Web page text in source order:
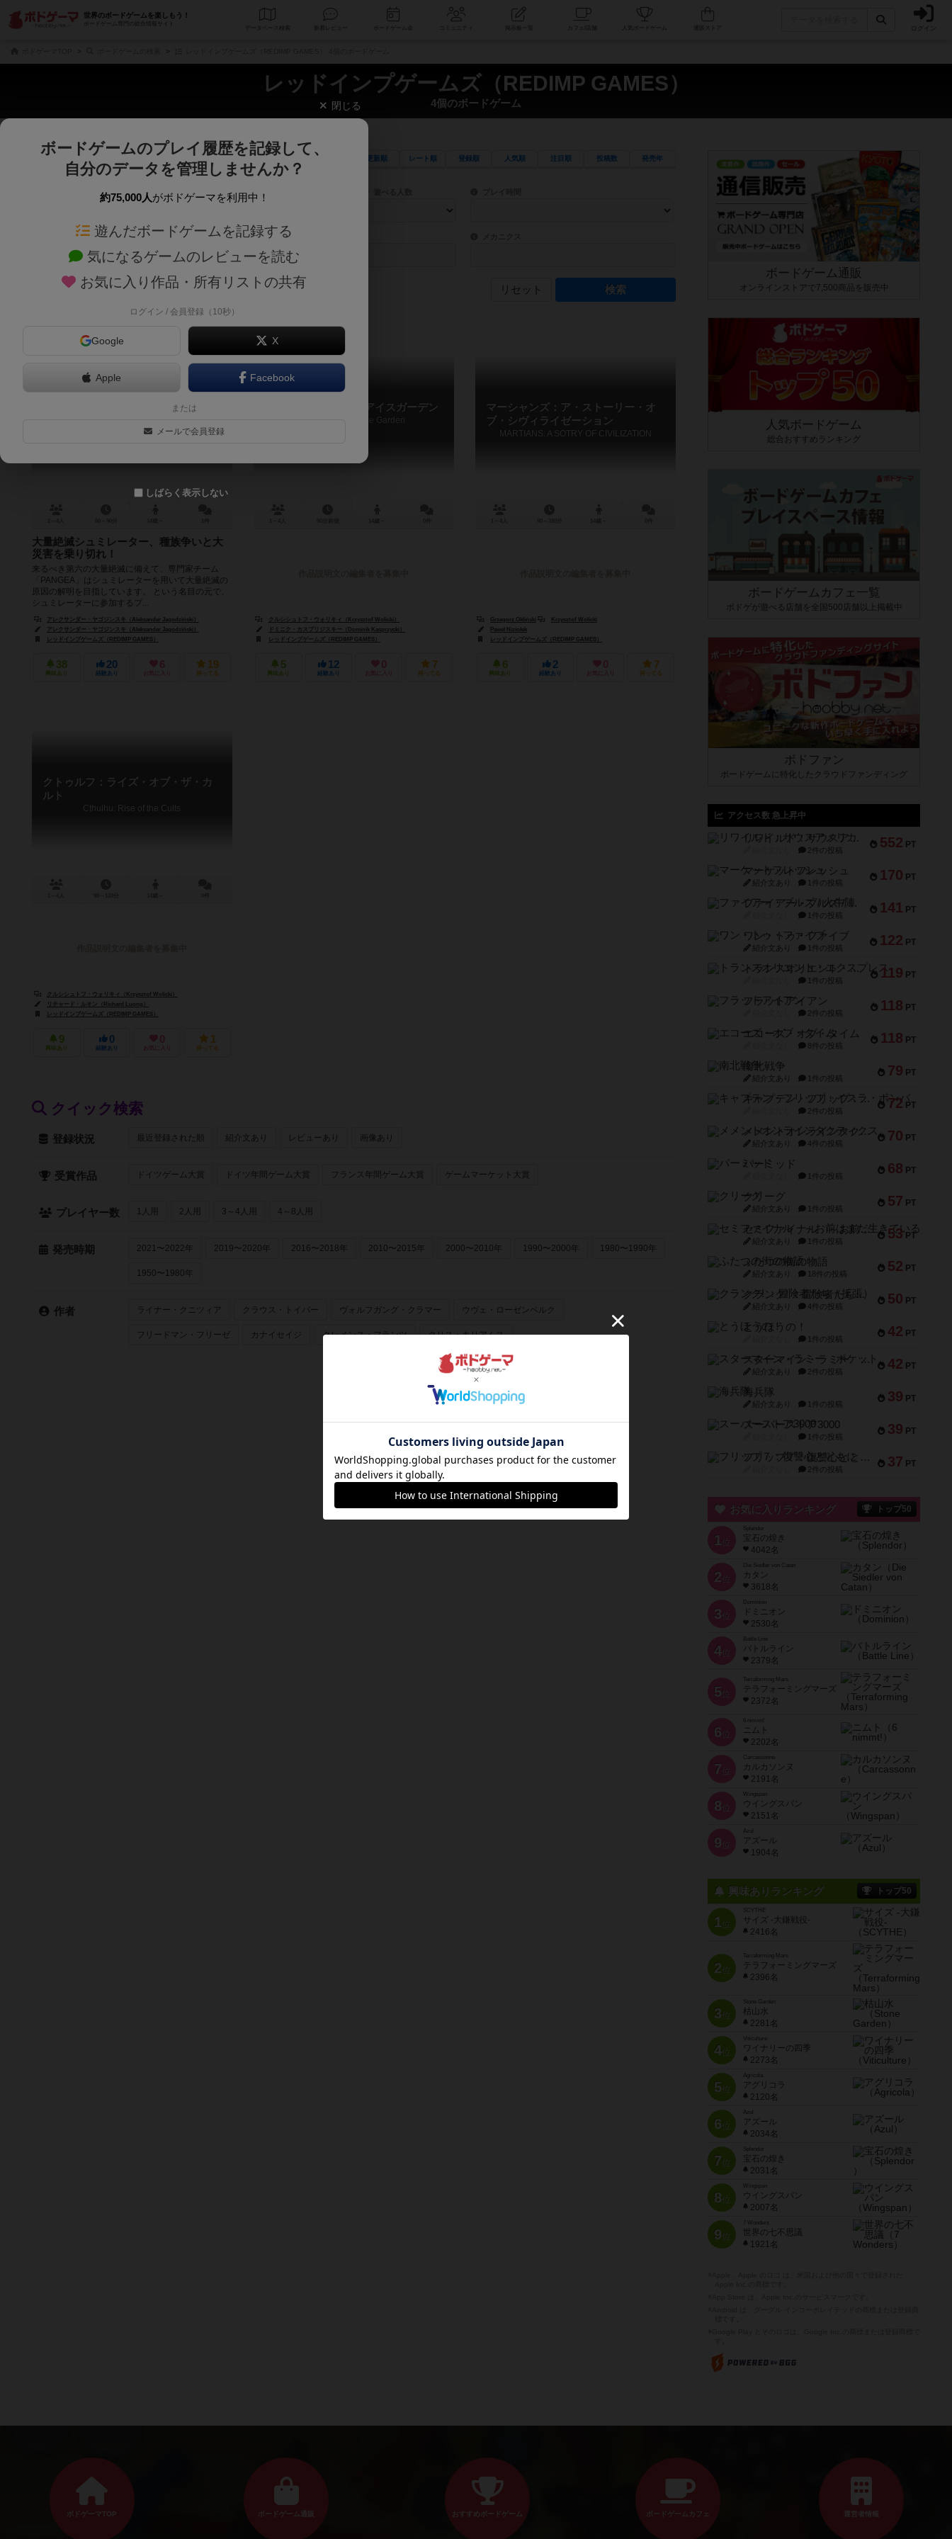
世界のボードゲームを楽しもう！
ボードゲーム専門の総合情報サイト
データベース コミュニティ 人気ボードゲーム ログイン
レッドインプゲームズ（REDIMP GAMES）
4個のボードゲーム
じっくり表示 更新順 レート順 登録順 人気順 注目順 投稿数 発売年
商品名、商品説明文、デザイナー名、テーマ名、メカニクス名を対象にフリーワード検索ができます。
ゲームデザイナー名を指定して検索できます。
ゲームデザイナー 目安となる所要時間を指定することができます。マニュアルを読む時間や参加者へのルール説明時間は含まれていないため、初めて
対象年齢を指定します。 世界観や登場人物などモチーフ・ストーリーを指定することができます。直感的にゲームシステムを理解できるよう、中世ファンタジー・クッキング・海賊同士の対決など、ゲームコンセプトを絞
テーマ/フレーバー ゲーム性を構成するコアシステムです。主にボードゲームに慣れている方向けの絞込機能です。例えば「ダイスロール」はランダ
リセット
大量絶滅シュミレーター、種族争いと大
災害を乗り切れ！
来るべき第六の大量絶滅に備えて、専門家チーム
「PANGEA」はシュミレーターを用いて大量絶滅の
原因の解明を目指しています。 という名目の元で、
シュミレーターに参加するプ...
アレクサンダー・ヤゴジンスキ（Aleksander Jagodziński）
アレクサンダー・ヤゴジンスキ（Aleksander Jagodziński）
レッドインプゲームズ（REDIMP GAMES）
38
興味あり
20
経験あり
6
お気に入り
19
持ってる
ロード・オブ・ジ・アイスガーデン
The Lord of the Ice Garden
クルシシュトフ・ウォリキィ（Krzysztof Wolicki）
ドミニク・カスプリジスキー（Dominik Kasprzycki）
レッドインプゲームズ（REDIMP GAMES）
5
興味あり
12
経験あり
0
お気に入り
7
持ってる
マーシャンズ：ア・ストーリー・オ
ブ・シヴィライゼーション
MARTIANS: A SOTRY OF CIVILIZATION
Grzegorz Okliński
Krzysztof Wolicki
Paweł Niziołek
レッドインプゲームズ（REDIMP GAMES）
6
興味あり
2
経験あり
0
お気に入り
7
持ってる
クトゥルフ：ライズ・オブ・ザ・カ
ルト
Cthulhu: Rise of the Cults
クルシシュトフ・ウォリキィ（Krzysztof Wolicki）
リチャード・ルオン（Richard Luong）
レッドインプゲームズ（REDIMP GAMES）
9
興味あり
0
経験あり
0
お気に入り
1
持ってる
クイック検索
登録状況 最近登録された順 紹介文あり レビューあり 画像あり
受賞作品 ドイツゲーム大賞 ドイツ年間ゲーム大賞 フランス年間ゲーム大賞 ゲームマーケット大賞
プレイヤー数 1人用 2人用 3～4人用 4～8人用
発売時期 2021〜2022年 2019〜2020年 2016〜2018年 2010〜2015年 2000〜2010年 1990〜2000年 1980〜1990年
1950〜1980年
作者 ライナー・クニツィア クラウス・トイバー ヴォルフガング・クラマー ウヴェ・ローゼンベルク
フリードマン・フリーゼ カナイセイジ クレメンス・フランツ クリス・キリアムス
ボードゲーム通販
オンラインストアで7,500商品を販売中
人気ボードゲーム
総合おすすめランキング
ボードゲームカフェ一覧
ボドゲが遊べる店舗を全国500店舗以上掲載中
ボドファン
ボードゲームに特化したクラウドファンディング
アクセス数 急上昇中
552 PT
リワイルド：サウスアメリカ
2件の投稿
170 PT
マーケットフレッシュ
紹介文あり 1件の投稿
141 PT
ファイアー・ブルズ / 火牛陣
1件の投稿
122 PT
ワン・トゥ・ファイブ
紹介文あり 1件の投稿
119 PT
トランスオリエント・エクスプレス
1件の投稿
118 PT
フラットアイアン
2件の投稿
118 PT
エコーズ・オブ・タイム
8件の投稿
79 PT
南北戦争
紹介文あり 1件の投稿
72 PT
キャプテン・フリップ：イスラ・ボンバ
2件の投稿
70 PT
メメントオンラインタクティクス
紹介文あり 4件の投稿
68 PT
パーミッド
1件の投稿
57 PT
クリーグ
紹介文あり 1件の投稿
53 PT
セミファイナル ～お前はまだ生きている～
紹介文あり 1件の投稿
52 PT
ふたつの街の物語
紹介文あり 18件の投稿
50 PT
クランク! ：冒険者たち（拡張）
紹介文あり 4件の投稿
42 PT
とうほうの！
1件の投稿
42 PT
スターマイン・ラミー ポケット
紹介文あり 2件の投稿
39 PT
海兵隊
紹介文あり 1件の投稿
39 PT
スーパーストア3000
1件の投稿
37 PT
フリップ７：復讐心とともに
2件の投稿
お気に入りランキング トップ50
1 位
宝石の煌き
4042名
2 位
Die Siedler von Catan
カタン
3618名
3 位
ドミニオン
2530名
4位
Battle Line
バトルライン
2379名
5 位
Terraforming Mars
テラフォーミングマーズ
2372名
6 位
ニムト
2202名
7 位
Carcassonne
カルカソンヌ
2191名
8 位
Wingspan
ウイングスパン
2151名
9 位
Azul
アズール
1904名
興味ありランキング トップ50
1位
SCYTHE
サイズ -大鎌戦役-
2416名
2位
Terraforming Mars
テラフォーミングマーズ
2396名
3位
Stone Garden
枯山水
2281名
4位
Viticulture
ワイナリーの四季
2273名
5位
Agricola
アグリコラ
2120名
6位
Azul
アズール
2034名
7位
宝石の煌き
2031名
8位
Wingspan
ウイングスパン
2007名
9位
7 Wonders
世界の七不思議
1921名
閉じる
ボードゲームのプレイ履歴を記録して、
自分のデータを管理しませんか？
約75,000人がボドゲーマを利用中！
遊んだボードゲームを記録する
気になるゲームのレビューを読む
お気に入り作品・所有リストの共有
ログイン / 会員登録（10秒）
Google X
Apple Facebook
または
メールで会員登録
しばらく表示しない
ボドゲーマTOP ボードゲーム通販 おすすめボードゲーム ボードゲームカフェ 運営者情報